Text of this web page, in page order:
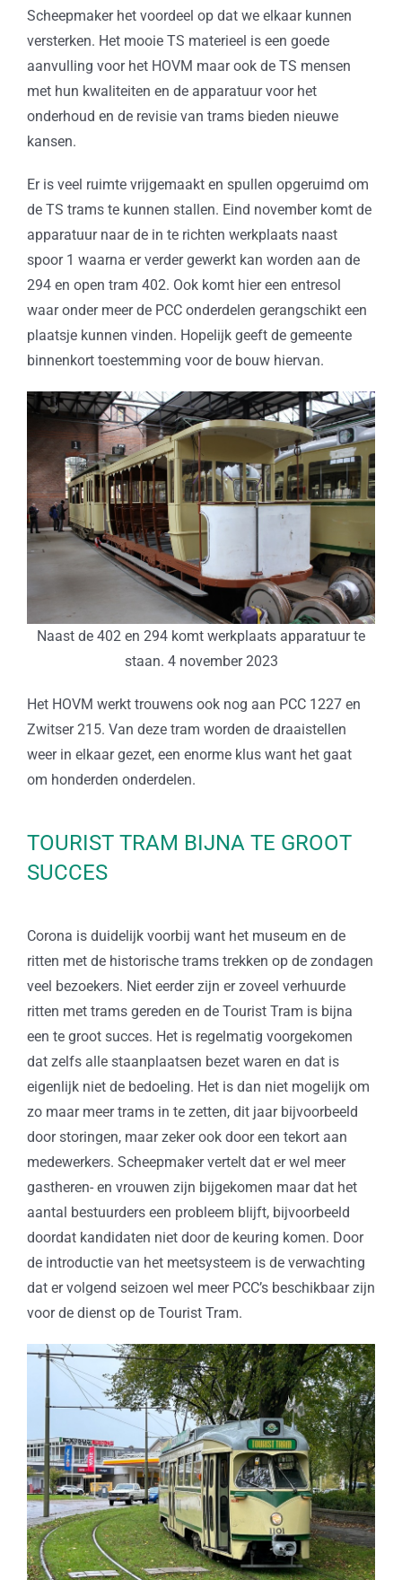
Scheepmaker het voordeel op dat we elkaar kunnen
versterken. Het mooie TS materieel is een goede
aanvulling voor het HOVM maar ook de TS mensen
met hun kwaliteiten en de apparatuur voor het
onderhoud en de revisie van trams bieden nieuwe
kansen.
Er is veel ruimte vrijgemaakt en spullen opgeruimd om
de TS trams te kunnen stallen. Eind november komt de
apparatuur naar de in te richten werkplaats naast
spoor 1 waarna er verder gewerkt kan worden aan de
294 en open tram 402. Ook komt hier een entresol
waar onder meer de PCC onderdelen gerangschikt een
plaatsje kunnen vinden. Hopelijk geeft de gemeente
binnenkort toestemming voor de bouw hiervan.
Naast de 402 en 294 komt werkplaats apparatuur te
staan. 4 november 2023
Het HOVM werkt trouwens ook nog aan PCC 1227 en
Zwitser 215. Van deze tram worden de draaistellen
weer in elkaar gezet, een enorme klus want het gaat
om honderden onderdelen.
TOURIST TRAM BIJNA TE GROOT
SUCCES
Corona is duidelijk voorbij want het museum en de
ritten met de historische trams trekken op de zondagen
veel bezoekers. Niet eerder zijn er zoveel verhuurde
ritten met trams gereden en de Tourist Tram is bijna
een te groot succes. Het is regelmatig voorgekomen
dat zelfs alle staanplaatsen bezet waren en dat is
eigenlijk niet de bedoeling. Het is dan niet mogelijk om
zo maar meer trams in te zetten, dit jaar bijvoorbeeld
door storingen, maar zeker ook door een tekort aan
medewerkers. Scheepmaker vertelt dat er wel meer
gastheren- en vrouwen zijn bijgekomen maar dat het
aantal bestuurders een probleem blijft, bijvoorbeeld
doordat kandidaten niet door de keuring komen. Door
de introductie van het meetsysteem is de verwachting
dat er volgend seizoen wel meer PCC’s beschikbaar zijn
voor de dienst op de Tourist Tram.